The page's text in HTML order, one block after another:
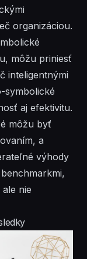
organizáciou.
môžu priniesť
inteligentnými
symbolické
aj efektivitu.
môžu byť
a
výhody
nie